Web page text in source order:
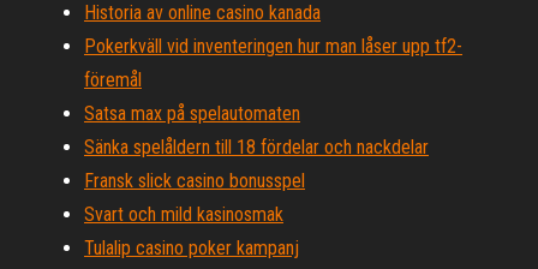
Historia av online casino kanada
Pokerkväll vid inventeringen hur man låser upp tf2-
föremål
Satsa max på spelautomaten
Sänka spelåldern till 18 fördelar och nackdelar
Fransk slick casino bonusspel
Svart och mild kasinosmak
Tulalip casino poker kampanj